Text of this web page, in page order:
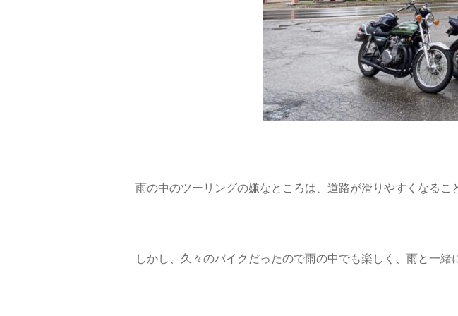
雨の中のツーリングの嫌なところは、道路が滑りやすくなる
しかし、久々のバイクだったので雨の中でも楽しく、雨と一